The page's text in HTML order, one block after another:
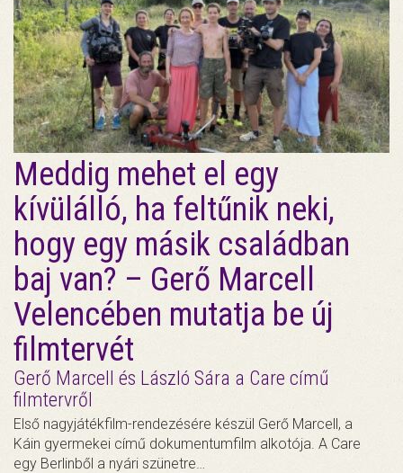
Meddig mehet el egy
kívülálló, ha feltűnik neki,
hogy egy másik családban
baj van? – Gerő Marcell
Velencében mutatja be új
filmtervét
Gerő Marcell és László Sára a Care című
filmtervről
Első nagyjátékfilm-rendezésére készül Gerő Marcell, a
Káin gyermekei című dokumentumfilm alkotója. A Care
egy Berlinből a nyári szünetre…